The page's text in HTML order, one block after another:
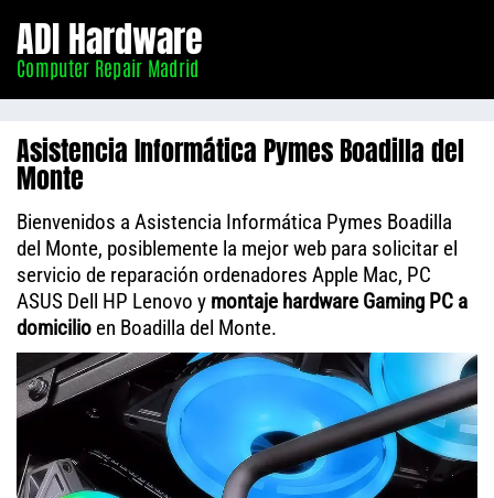
Madrid
ADI Hardware
Computer Repair Madrid
Asistencia Informática Pymes Boadilla del
Monte
Bienvenidos a Asistencia Informática Pymes Boadilla
del Monte, posiblemente la mejor web para solicitar el
servicio de reparación ordenadores Apple Mac, PC
ASUS Dell HP Lenovo y montaje hardware Gaming PC a
domicilio en Boadilla del Monte.